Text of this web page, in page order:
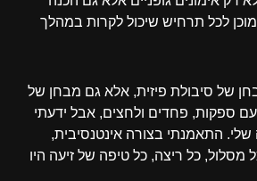
לכל תרחיש שיכול לקרות במהלך
של סיבולת פיזית, אלא גם מבחן של
ספקות, פחדים ולחצים, אבל ידעתי
התאמנתי בצורה אינטנסיבית,
מסלול, כל ריצה, כל טיפה של זיעה היו